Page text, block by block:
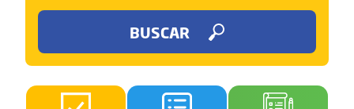
BUSCAR